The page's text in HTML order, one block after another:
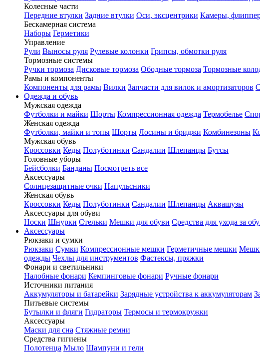
Колесные части
Передние втулки Задние втулки Оси, эксцентрики Камеры,
Бескамерная система
Наборы Герметики
Управление
Рули Выносы руля Рулевые колонки Грипсы, обмотки руля
Тормозные системы
Ручки тормоза Дисковые тормоза Ободные тормоза Тормозные
Рамы и компоненты
Компоненты для рамы Вилки Запчасти для вилок и амортизаторов
Одежда и обувь
Мужская одежда
Футболки и майки Шорты Компрессионная одежда Термобелье
Женская одежда
Футболки, майки и топы Шорты Лосины и бриджи Комбинезоны
Мужская обувь
Кроссовки Кеды Полуботинки Сандалии Шлепанцы Бутсы
Головные уборы
Бейсболки Банданы Посмотреть все
Аксессуары
Солнцезащитные очки Напульсники
Женская обувь
Кроссовки Кеды Полуботинки Сандалии Шлепанцы Аквашузы
Аксессуары для обуви
Носки Шнурки Стельки Мешки для обуви Средства для ухода за
Аксессуары
Рюкзаки и сумки
Рюкзаки Сумки Компрессионные мешки Герметичные мешки
одежды Чехлы для инструментов Фастексы, пряжки
Фонари и светильники
Налобные фонари Кемпинговые фонари Ручные фонари
Источники питания
Аккумуляторы и батарейки Зарядные устройства к аккумуляторам
Питьевые системы
Бутылки и фляги Гидраторы Термосы и термокружки
Аксессуары
Маски для сна Стяжные ремни
Средства гигиены
Полотенца Мыло Шампуни и гели